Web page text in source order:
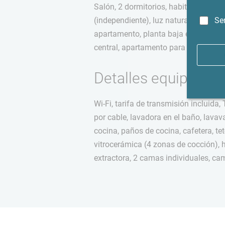
Salón, 2 dormitorios, habitación de
(independiente), luz natural, trastero,
apartamento, planta baja elevada,
central, apartamento para no
Detalles
Wi-Fi, tarifa de transmisión incluida,
por cable, lavadora en el baño,
cocina, paños de cocina, cafetera,
vitrocerámica (4 zonas de cocción),
extractora, 2 camas individuales,